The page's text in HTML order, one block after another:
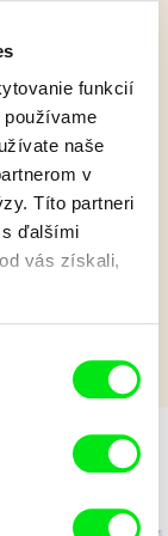
funkcií
naše
v
Títo partneri
ďalšími
vás získali,
padajúcu
je nájsť